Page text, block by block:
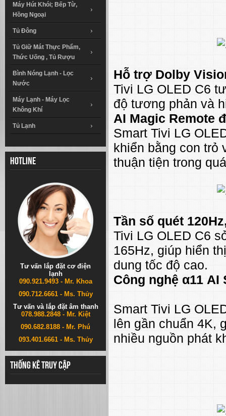
Máy Hút Khói; Bếp Từ,
Hồng Ngoại
Tủ Đông
Tủ Giữ Mát Thực Phẩm,
Thức Uống , Tủ Rượu
Bình Nóng Lạnh - Lọc
Nước
Máy Lạnh - Máy Lọc
Không Khí
Tủ Lạnh
Hotline
Tư vấn lắp đặt cơ điện
lạnh
090.921.9493 - Mr. Khoa
090.712.6661 - Ms. Thủy
Tư vấn và lắp đặt âm thanh
078.988.2848 - Mr. Kiệt
090.682.8188 - Mr. Phú
093.401.6661 - Ms. Thủy
Thống kê truy cập
Hỗ trợ Dolby
Tivi LG OLED C6
độ tương phản và
AI Magic Remote
Smart Tivi LG
khiển bằng con trỏ
thuận tiện trong
Tần số quét
Tivi LG OLED C6
165Hz, giúp hiển
dung tốc độ cao.
Công nghệ α11
Smart Tivi LG
lên gần chuẩn 4K,
nhiều nguồn phát